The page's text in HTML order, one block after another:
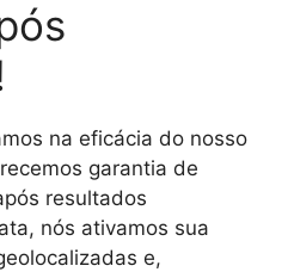
na eficácia do nosso
garantia de
resultados
nós ativamos sua
e,